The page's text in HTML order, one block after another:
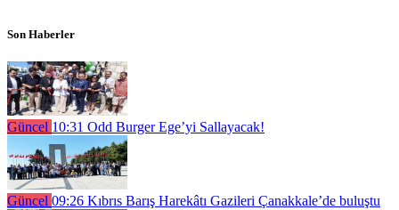
Son Haberler
Güncel 10:31 Odd Burger Ege’yi Sallayacak!
Güncel 09:26 Kıbrıs Barış Harekâtı Gazileri Çanakkale’de buluştu